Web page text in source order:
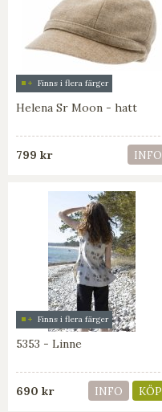
Finns i flera färger
Helena Sr Moon - hatt
799 kr INFO
Finns i flera färger
5353 - Linne
690 kr INFO KÖP